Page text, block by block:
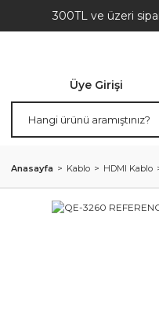
300TL ve üzeri
Üye Girişi
Anasayfa Kablo HDMI Kablo